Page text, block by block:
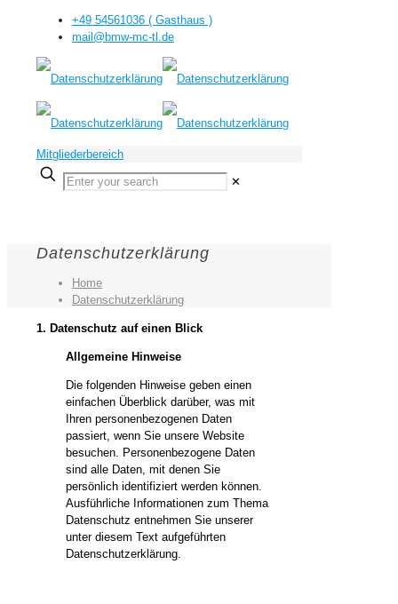
+49 54561036 ( Gasthaus )
mail@bmw-mc-tl.de
Mitgliederbereich
✕
Datenschutzerklärung
Home
Datenschutzerklärung
1. Datenschutz auf einen Blick
Allgemeine Hinweise
Die folgenden Hinweise geben einen
einfachen Überblick darüber, was mit
Ihren personenbezogenen Daten
passiert, wenn Sie unsere Website
besuchen. Personenbezogene Daten
sind alle Daten, mit denen Sie
persönlich identifiziert werden können.
Ausführliche Informationen zum Thema
Datenschutz entnehmen Sie unserer
unter diesem Text aufgeführten
Datenschutzerklärung.